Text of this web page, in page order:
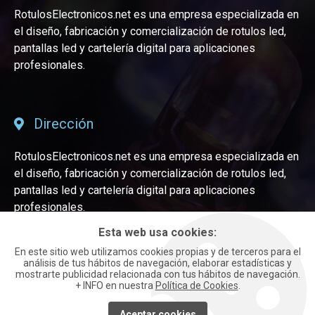
luminosos que pueden ser vistos desde largas
distancias, y que a través de la luz y el color,
conseguirán captar la atención del público.
Altamente resistentes y duraderos, con los
Letreros luminosos Led
personalizados
Si buscasletreros luminosos Led personalizados
Rotuloselectronicos.net somos fabricantes y
disponemos de una gran variedad de modelos
disponibles, con diferentes diseños y tamaños, que
se ajustarán a la perfección a tus necesidades,
pudiendo escoger la opción que mejor encaje con tu
RotulosElectronicos.net es una empresa especializada en
el diseño, fabricación y comercialización de rotulos led,
pantallas led y cartelería digital para aplicaciones
profesionales.
Dirección
RotulosElectronicos.net es una empresa especializada en
el diseño, fabricación y comercialización de rotulos led,
pantallas led y cartelería digital para aplicaciones
profesionales.
Departamento Comercial
ALICANTE: (+34) 965 92 13 10
Esta web usa cookies:
En este sitio web utilizamos cookies propias y de terceros para el
análisis de tus hábitos de navegación, elaborar estadísticas y
mostrarte publicidad relacionada con tus hábitos de navegación.
+ INFO en nuestra Política de Cookies